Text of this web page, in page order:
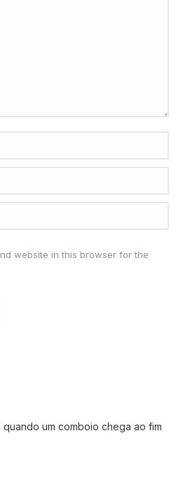
website in this browser for the
um comboio chega ao fim